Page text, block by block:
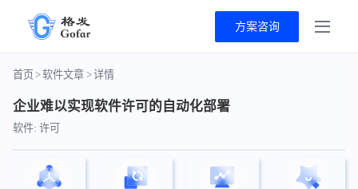
方案咨询
首页>软件文章 >详情
企业难以实现软件许可的自动化部署
软件: 许可